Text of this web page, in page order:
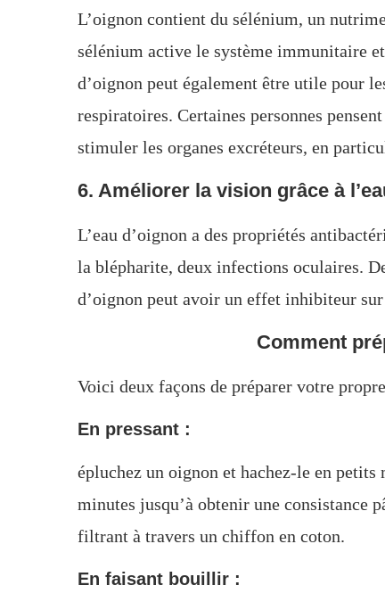
L’oignon contient du sélénium, un
sélénium active le système immunitaire
d’oignon peut également être utile pour
respiratoires. Certaines personnes
stimuler les organes excréteurs, en
6. Améliorer la vision grâce à
L’eau d’oignon a des propriétés
la blépharite, deux infections oculaires.
d’oignon peut avoir un effet inhibiteur
Comment
Voici deux façons de préparer votre
En pressant :
épluchez un oignon et hachez-le en
minutes jusqu’à obtenir une consistance
filtrant à travers un chiffon en coton.
En faisant bouillir :